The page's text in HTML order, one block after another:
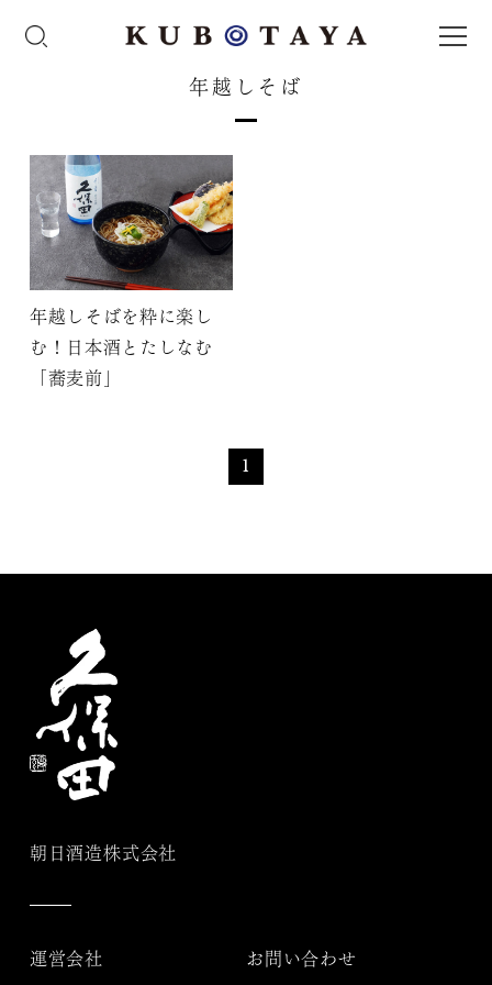
年越しそば
年越しそばを粋に楽し
む！日本酒とたしなむ
「蕎麦前」
1
朝日酒造株式会社
運営会社 お問い合わせ